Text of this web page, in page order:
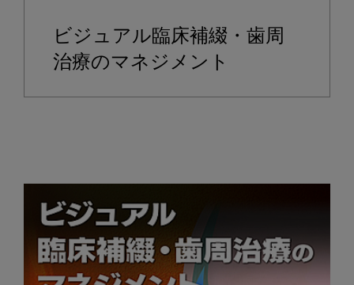
ビジュアル臨床補綴・歯周
治療のマネジメント